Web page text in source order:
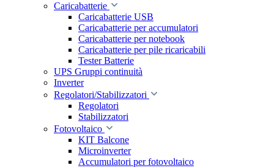
Caricabatterie
Caricabatterie USB
Caricabatterie per accumulatori
Caricabatterie per notebook
Caricabatterie per pile ricaricabili
Tester Batterie
UPS Gruppi continuità
Inverter
Regolatori/Stabilizzatori
Regolatori
Stabilizzatori
Fotovoltaico
KIT Balcone
Microinverter
Accumulatori per fotovoltaico